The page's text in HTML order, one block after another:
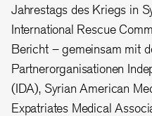
Jahrestags des Kriegs in
International Rescue
Bericht – gemeinsam mit
Partnerorganisationen
(IDA), Syrian American
Expatriates Medical